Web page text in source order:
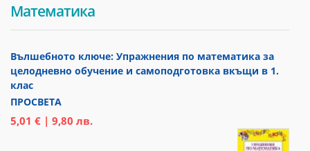
Математика
Вълшебното ключе: Упражнения по математика за
целодневно обучение и самоподготовка вкъщи в 1.
клас
ПРОСВЕТА
5,01 € | 9,80 лв.